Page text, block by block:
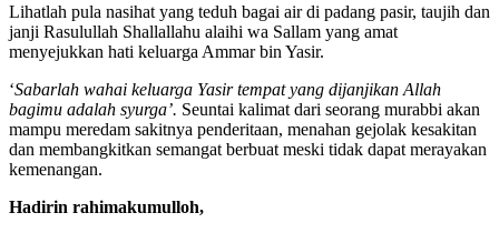
Lihatlah pula nasihat yang teduh bagai air di padang pasir, taujih dan
janji Rasulullah Shallallahu alaihi wa Sallam yang amat
menyejukkan hati keluarga Ammar bin Yasir.
‘Sabarlah wahai keluarga Yasir tempat yang dijanjikan Allah
bagimu adalah syurga’. Seuntai kalimat dari seorang murabbi akan
mampu meredam sakitnya penderitaan, menahan gejolak kesakitan
dan membangkitkan semangat berbuat meski tidak dapat merayakan
kemenangan.
Hadirin rahimakumulloh,